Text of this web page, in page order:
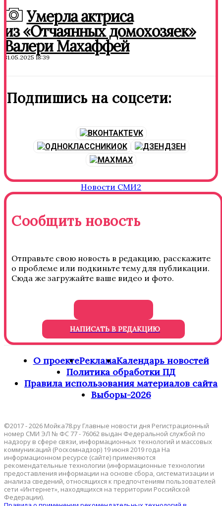
Умерла актриса
из «Отчаянных домохозяек»
Валери Махаффей
31.05.2025 18:39
Подпишись на соцсети:
VK
OK
ДЗЕН
MAX
Новости СМИ2
Сообщить новость
Отправьте свою новость в редакцию, расскажите
о проблеме или подкиньте тему для публикации.
Сюда же загружайте ваше видео и фото.
НАПИСАТЬ В РЕДАКЦИЮ
О проектеРекламаКалендарь новостей
Политика обработки ПД
Правила использования материалов сайта
Выборы-2026
©2017 - 2026 Мойка78.ру Главные новости дня Регистрационный
номер СМИ ЭЛ № ФС 77 - 76062 выдан Федеральной службой по
надзору в сфере связи, информационных технологий и массовых
коммуникаций (Роскомнадзор) 19 июня 2019 года На
информационном ресурсе (сайте) применяются
рекомендательные технологии (информационные технологии
предоставления информации на основе сбора, систематизации и
анализа сведений, относящихся к предпочтениям пользователей
сети «Интернет», находящихся на территории Российской
Федерации).